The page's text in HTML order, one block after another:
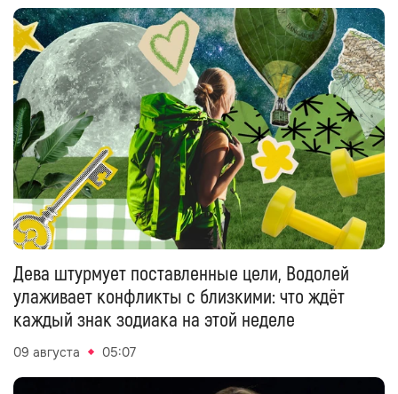
Дева штурмует поставленные цели, Водолей
улаживает конфликты с близкими: что ждёт
каждый знак зодиака на этой неделе
09 августа 05:07